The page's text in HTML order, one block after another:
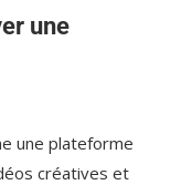
une
une plateforme
créatives et